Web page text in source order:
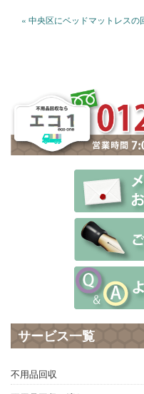
« 中央区にベッドマットレスの
サービス一覧
不用品回収